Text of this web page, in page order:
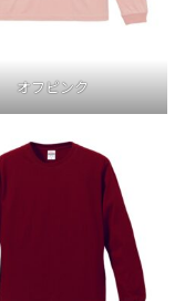
オフピンク